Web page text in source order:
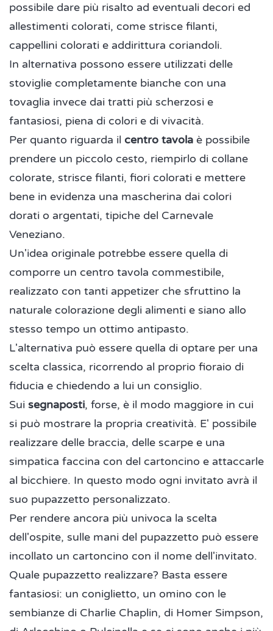
possibile dare più risalto ad eventuali decori ed
allestimenti colorati, come strisce filanti,
cappellini colorati e addirittura coriandoli.
In alternativa possono essere utilizzati delle
stoviglie completamente bianche con una
tovaglia invece dai tratti più scherzosi e
fantasiosi, piena di colori e di vivacità.
Per quanto riguarda il centro tavola è possibile
prendere un piccolo cesto, riempirlo di collane
colorate, strisce filanti, fiori colorati e mettere
bene in evidenza una mascherina dai colori
dorati o argentati, tipiche del Carnevale
Veneziano.
Un'idea originale potrebbe essere quella di
comporre un centro tavola commestibile,
realizzato con tanti appetizer che sfruttino la
naturale colorazione degli alimenti e siano allo
stesso tempo un ottimo antipasto.
L'alternativa può essere quella di optare per una
scelta classica, ricorrendo al proprio fioraio di
fiducia e chiedendo a lui un consiglio.
Sui segnaposti, forse, è il modo maggiore in cui
si può mostrare la propria creatività. E' possibile
realizzare delle braccia, delle scarpe e una
simpatica faccina con del cartoncino e attaccarle
al bicchiere. In questo modo ogni invitato avrà il
suo pupazzetto personalizzato.
Per rendere ancora più univoca la scelta
dell'ospite, sulle mani del pupazzetto può essere
incollato un cartoncino con il nome dell'invitato.
Quale pupazzetto realizzare? Basta essere
fantasiosi: un coniglietto, un omino con le
sembianze di Charlie Chaplin, di Homer Simpson,